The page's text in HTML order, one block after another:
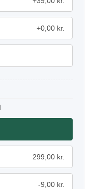
+0,00 kr.
299,00 kr.
-9,00 kr.